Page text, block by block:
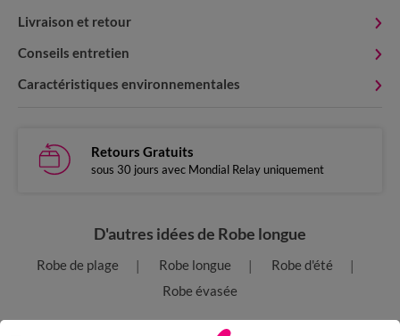
Livraison et retour
Conseils entretien
Caractéristiques environnementales
Retours Gratuits
sous 30 jours avec Mondial Relay uniquement
D'autres idées de Robe longue
Robe de plage Robe longue
Robe d'été
Robe évasée